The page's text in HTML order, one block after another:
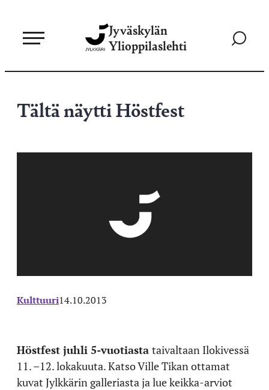
sisältöön
Jyväskylän
Ylioppilaslehti
Siirry
Tältä näytti Höstfest
Kulttuuri14.10.2013
Höstfest juhli 5-vuotiasta taivaltaan Ilokivessä
11. –12. lokakuuta. Katso Ville Tikan ottamat
kuvat Jylkkärin galleriasta ja lue keikka-arviot